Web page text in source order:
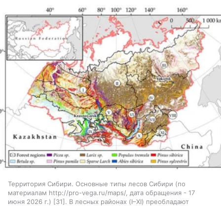
Территория Сибири. Основные типы лесов Сибири (по
материалам http://pro-vega.ru/maps/, дата обращения - 17
июня 2026 г.) [31]. В лесных районах (I–XI) преобладают